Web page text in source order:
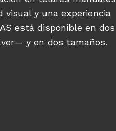
visual y una experiencia
está disponible en dos
y en dos tamaños.